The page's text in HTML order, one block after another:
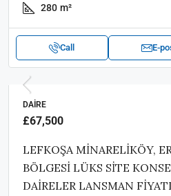
280 m²
Call E-
DAIRE
£67,500
LEFKOŞA MİNARELİKÖY,
BÖLGESİ LÜKS SİTE
DAİRELER LANSMAN